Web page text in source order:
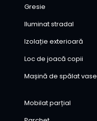
Gresie
Iluminat stradal
Izolație exterioară
Loc de joacă copii
Mașină de spălat vase
Mobilat parțial